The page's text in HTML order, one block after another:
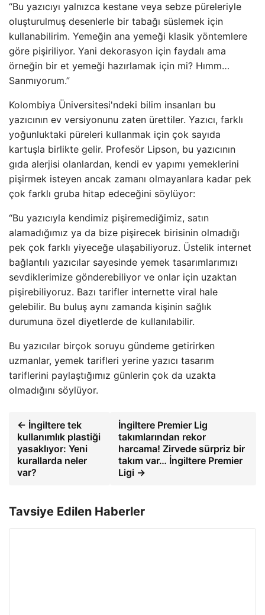
“Bu yazıcıyı yalnızca kestane veya sebze püreleriyle
oluşturulmuş desenlerle bir tabağı süslemek için
kullanabilirim. Yemeğin ana yemeği klasik yöntemlere
göre pişiriliyor. Yani dekorasyon için faydalı ama
örneğin bir et yemeği hazırlamak için mi? Hımm…
Sanmıyorum.”
Kolombiya Üniversitesi'ndeki bilim insanları bu
yazıcının ev versiyonunu zaten ürettiler. Yazıcı, farklı
yoğunluktaki püreleri kullanmak için çok sayıda
kartuşla birlikte gelir. Profesör Lipson, bu yazıcının
gıda alerjisi olanlardan, kendi ev yapımı yemeklerini
pişirmek isteyen ancak zamanı olmayanlara kadar pek
çok farklı gruba hitap edeceğini söylüyor:
“Bu yazıcıyla kendimiz pişiremediğimiz, satın
alamadığımız ya da bize pişirecek birisinin olmadığı
pek çok farklı yiyeceğe ulaşabiliyoruz. Üstelik internet
bağlantılı yazıcılar sayesinde yemek tasarımlarımızı
sevdiklerimize gönderebiliyor ve onlar için uzaktan
pişirebiliyoruz. Bazı tarifler internette viral hale
gelebilir. Bu buluş aynı zamanda kişinin sağlık
durumuna özel diyetlerde de kullanılabilir.
Bu yazıcılar birçok soruyu gündeme getirirken
uzmanlar, yemek tarifleri yerine yazıcı tasarım
tariflerini paylaştığımız günlerin çok da uzakta
olmadığını söylüyor.
← İngiltere tek
kullanımlık plastiği
yasaklıyor: Yeni
kurallarda neler
var?
İngiltere Premier Lig
takımlarından rekor
harcama! Zirvede sürpriz bir
takım var… İngiltere Premier
Ligi →
Tavsiye Edilen Haberler